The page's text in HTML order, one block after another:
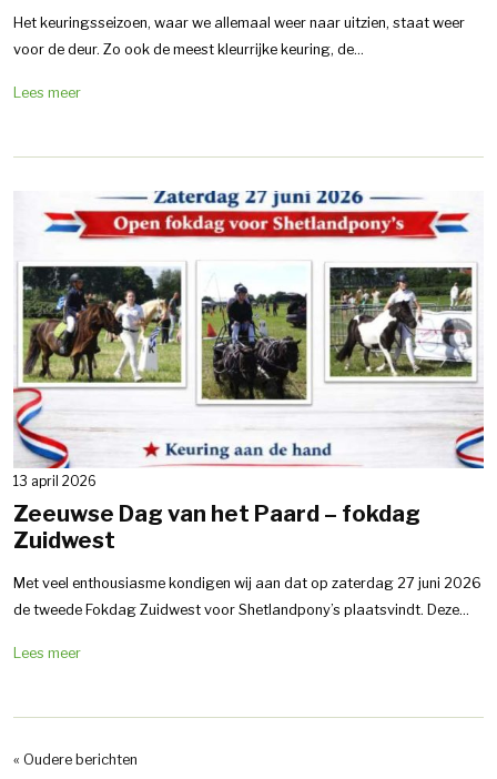
Het keuringsseizoen, waar we allemaal weer naar uitzien, staat weer
voor de deur. Zo ook de meest kleurrijke keuring, de...
Lees meer
13 april 2026
Zeeuwse Dag van het Paard – fokdag
Zuidwest
Met veel enthousiasme kondigen wij aan dat op zaterdag 27 juni 2026
de tweede Fokdag Zuidwest voor Shetlandpony’s plaatsvindt. Deze...
Lees meer
« Oudere berichten